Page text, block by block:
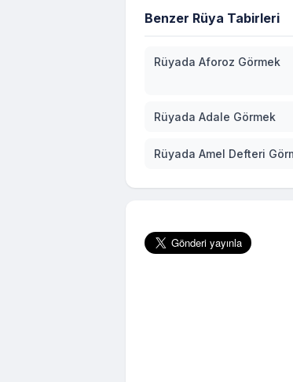
Benzer Rüya Tabirleri
Rüyada Aforoz Görmek
Rüyada Adale Görmek
Rüyada Amel Defteri